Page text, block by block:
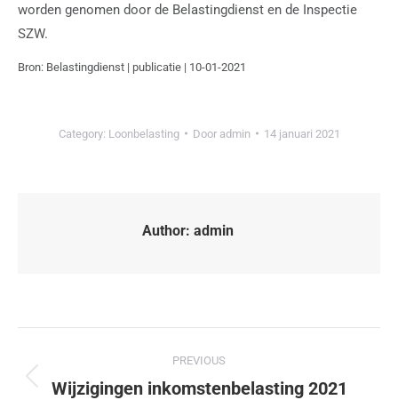
worden genomen door de Belastingdienst en de Inspectie
SZW.
Bron: Belastingdienst | publicatie | 10-01-2021
Category: Loonbelasting Door admin 14 januari 2021
Author: admin
PREVIOUS
Wijzigingen inkomstenbelasting 2021